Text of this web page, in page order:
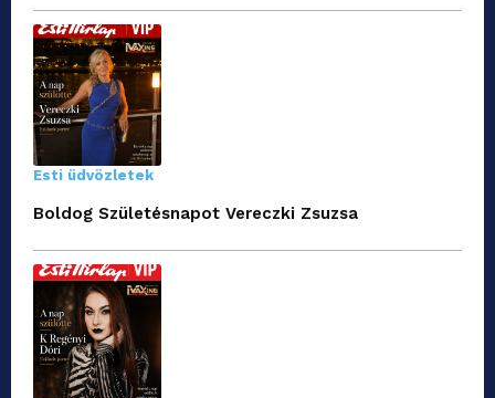
Esti üdvözletek
Boldog Születésnapot Vereczki Zsuzsa